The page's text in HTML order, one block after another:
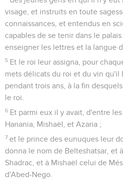
visage, et instruits en toute
connaissances, et entendus en
capables de se tenir dans le
enseigner les lettres et la langue
5 Et le roi leur assigna, pour
mets délicats du roi et du vin qu'il
pendant trois ans, à la fin
le roi.
6 Et parmi eux il y avait, d'entre
Hanania, Mishaël, et Azaria ;
7 et le prince des eunuques leur
donna le nom de Belteshatsar, et
Shadrac, et à Mishaël celui de
d'Abed-Nego.